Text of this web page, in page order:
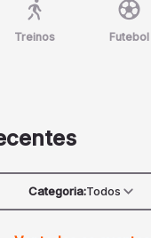
Treinos Futebol
Categoria:Todos